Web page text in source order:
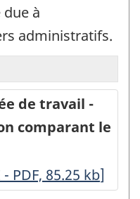
à
administratifs.
de travail -
comparant le
PDF, 85.25 kb]